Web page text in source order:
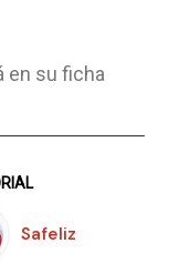
en su ficha
Safeliz